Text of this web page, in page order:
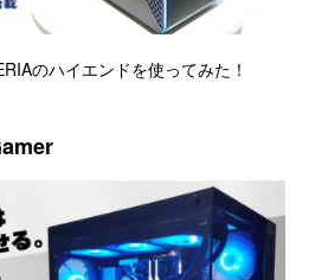
のハイエンドを使ってみた！